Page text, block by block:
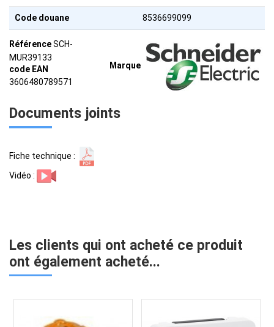
Code douane 8536699099
Marque
RéférenceSCH-
MUR39133
code EAN
3606480789571
Documents joints
Fiche technique :
Vidéo :
Les clients qui ont acheté ce produit
ont également acheté...